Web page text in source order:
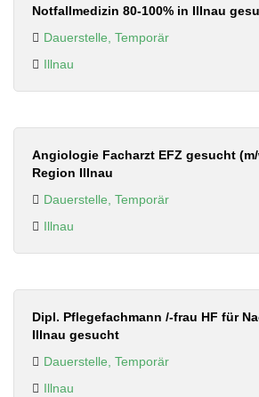
Notfallmedizin 80-100% in Illnau
Dauerstelle, Temporär
Illnau
Angiologie Facharzt EFZ gesucht
Region Illnau
Dauerstelle, Temporär
Illnau
Dipl. Pflegefachmann /-frau HF für
Illnau gesucht
Dauerstelle, Temporär
Illnau